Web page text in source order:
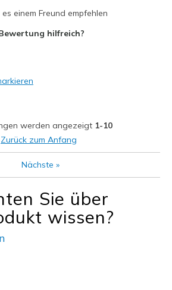
Feels true to width
Feels half size too big
Shoes are for Wearing
einem Freund empfehlen
hilfreich?
werden angezeigt 1-10
Zurück zum Anfang
Nächste »
Sie über
wissen?